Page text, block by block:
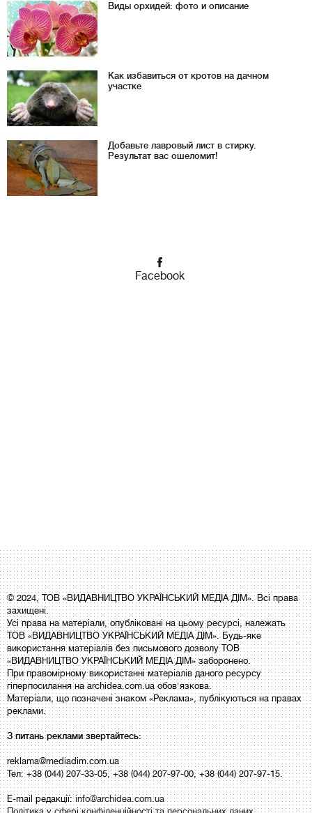
Виды орхидей: фото и описание
Как избавиться от кротов на дачном
участке
Добавьте лавровый лист в стирку.
Результат вас ошеломит!
Facebook
© 2024, ТОВ «ВИДАВНИЦТВО УКРАЇНСЬКИЙ МЕДІА ДІМ». Всі права
захищені.
Усі права на матеріали, опубліковані на цьому ресурсі, належать
ТОВ «ВИДАВНИЦТВО УКРАЇНСЬКИЙ МЕДІА ДІМ». Будь-яке
використання матеріалів без письмового дозволу ТОВ
«ВИДАВНИЦТВО УКРАЇНСЬКИЙ МЕДІА ДІМ» заборонено.
При правомірному використанні матеріалів даного ресурсу
гіперпосилання на archidea.com.ua обов'язкова.
Матеріали, що позначені знаком «Реклама», публікуються на правах
реклами.
З питань реклами звертайтесь:
reklama@mediadim.com.ua
Тел: +38 (044) 207-33-05, +38 (044) 207-97-00, +38 (044) 207-97-15.
E-mail редакції:info@archidea.com.ua